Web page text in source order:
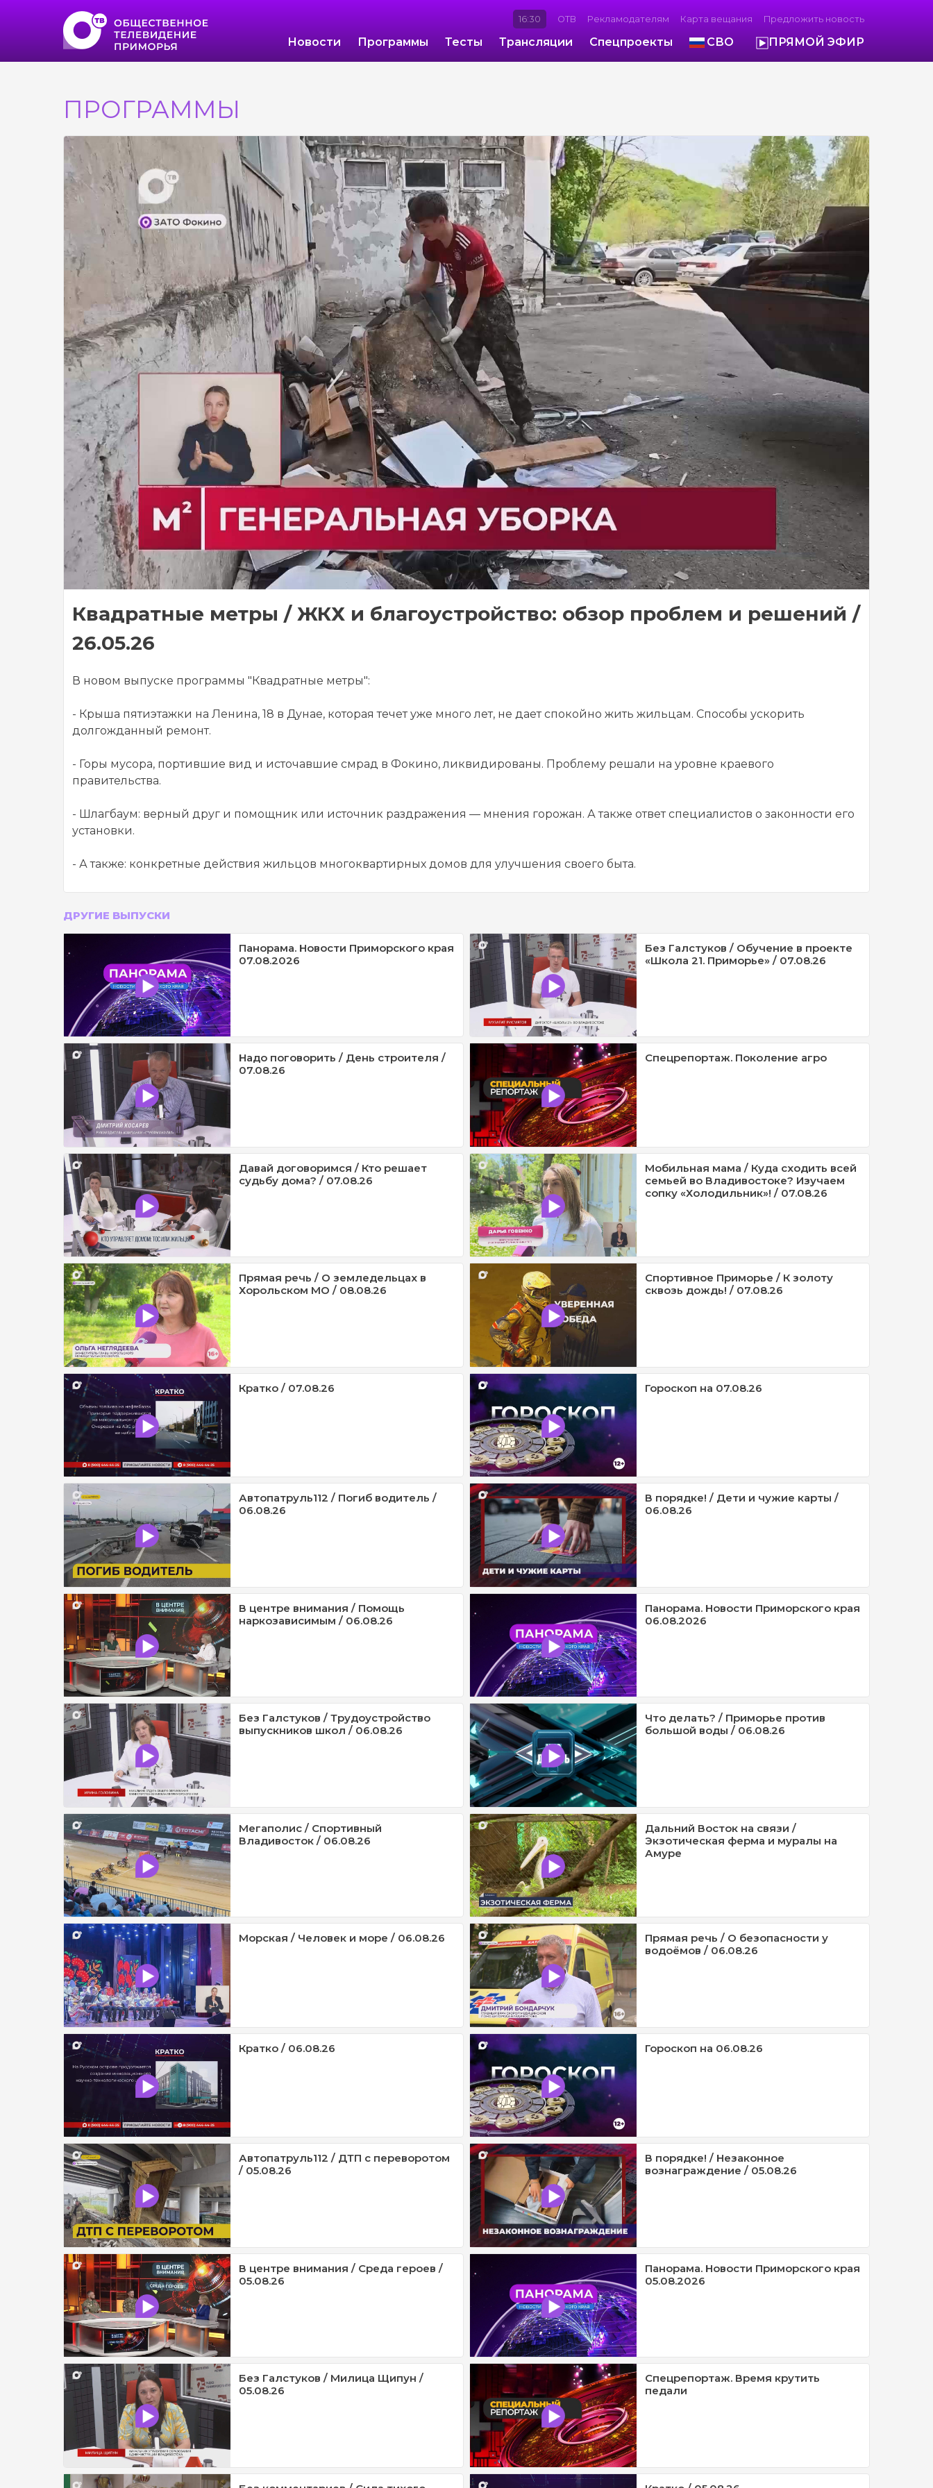
16:30 ОТВ Рекламодателям Карта вещания Предложить новость
Новости Программы Тесты Трансляции Спецпроекты СВО ПРЯМОЙ ЭФИР
ПРОГРАММЫ
Квадратные метры / ЖКХ и благоустройство: обзор проблем и решений /
26.05.26
В новом выпуске программы "Квадратные метры":
- Крыша пятиэтажки на Ленина, 18 в Дунае, которая течет уже много лет, не дает спокойно жить жильцам. Способы ускорить
долгожданный ремонт.
- Горы мусора, портившие вид и источавшие смрад в Фокино, ликвидированы. Проблему решали на уровне краевого
правительства.
- Шлагбаум: верный друг и помощник или источник раздражения — мнения горожан. А также ответ специалистов о законности его
установки.
- А также: конкретные действия жильцов многоквартирных домов для улучшения своего быта.
ДРУГИЕ ВЫПУСКИ
Панорама. Новости Приморского края
07.08.2026
Без Галстуков / Обучение в проекте
«Школа 21. Приморье» / 07.08.26
Надо поговорить / День строителя /
07.08.26
Спецрепортаж. Поколение агро
Давай договоримся / Кто решает
судьбу дома? / 07.08.26
Мобильная мама / Куда сходить всей
семьей во Владивостоке? Изучаем
сопку «Холодильник»! / 07.08.26
Прямая речь / О земледельцах в
Хорольском МО / 08.08.26
Спортивное Приморье / К золоту
сквозь дождь! / 07.08.26
Кратко / 07.08.26 Гороскоп на 07.08.26
Автопатруль112 / Погиб водитель /
06.08.26
В порядке! / Дети и чужие карты /
06.08.26
В центре внимания / Помощь
наркозависимым / 06.08.26
Панорама. Новости Приморского края
06.08.2026
Без Галстуков / Трудоустройство
выпускников школ / 06.08.26
Что делать? / Приморье против
большой воды / 06.08.26
Мегаполис / Спортивный
Владивосток / 06.08.26
Дальний Восток на связи /
Экзотическая ферма и муралы на
Амуре
Морская / Человек и море / 06.08.26
Прямая речь / О безопасности у
водоёмов / 06.08.26
Кратко / 06.08.26 Гороскоп на 06.08.26
Автопатруль112 / ДТП с переворотом
/ 05.08.26
В порядке! / Незаконное
вознаграждение / 05.08.26
В центре внимания / Среда героев /
05.08.26
Панорама. Новости Приморского края
05.08.2026
Без Галстуков / Милица Щипун /
05.08.26
Спецрепортаж. Время крутить
педали